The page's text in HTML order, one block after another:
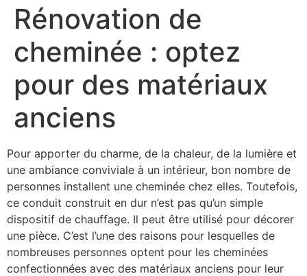
Rénovation de
cheminée : optez
pour des matériaux
anciens
Pour apporter du charme, de la chaleur, de la lumière et
une ambiance conviviale à un intérieur, bon nombre de
personnes installent une cheminée chez elles. Toutefois,
ce conduit construit en dur n’est pas qu’un simple
dispositif de chauffage. Il peut être utilisé pour décorer
une pièce. C’est l’une des raisons pour lesquelles de
nombreuses personnes optent pour les cheminées
confectionnées avec des matériaux anciens pour leur